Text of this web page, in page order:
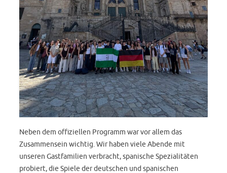
Neben dem offiziellen Programm war vor allem das
Zusammensein wichtig. Wir haben viele Abende mit
unseren Gastfamilien verbracht, spanische Spezialitäten
probiert, die Spiele der deutschen und spanischen